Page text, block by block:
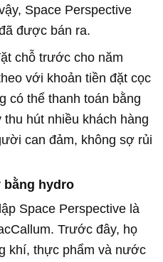
Space Perspective
được bán ra.
chỗ trước cho năm
với khoản tiền đặt cọc
có thể thanh toán bằng
hút nhiều khách hàng
can đảm, không sợ rủi
bằng hydro
Space Perspective là
Trước đây, họ
khí, thực phẩm và nước